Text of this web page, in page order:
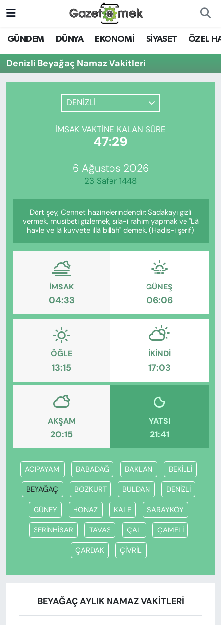
GÜNDEM DÜNYA EKONOMİ SİYASET ÖZEL
Denizli Beyağaç Namaz Vakitleri
DENİZLİ
İMSAK VAKTINE KALAN SÜRE
47:29
6 Ağustos 2026
23 Safer 1448
Dört şey, Cennet hazinelerindendir: Sadakayı gizli
vermek, musibeti gizlemek, sıla-i rahim yapmak ve "Lâ
havle ve lâ kuvvete illâ billâh" demek. (Hadis-i şerif)
İMSAK
04:33
GÜNEŞ
06:06
ÖĞLE
13:15
İKINDI
17:03
AKŞAM
20:15
YATSI
21:41
ACIPAYAM BABADAĞ BAKLAN BEKİLLİ
BEYAĞAÇ BOZKURT BULDAN DENİZLİ
GÜNEY HONAZ KALE SARAYKÖY
SERİNHİSAR TAVAS ÇAL ÇAMELİ
ÇARDAK ÇİVRİL
BEYAĞAÇ AYLIK NAMAZ VAKITLERI
DÜNYA
EKONOMİ
YENİ MEDYADA EMEK
GAZETECİLİĞİNİ GELİŞTİRMEK
EĞİTİM
KADIN
SAĞLIK
KÜLTÜR-SANAT
MAGAZİN
ÖZEL HABER
SİYASET
VAN VE DİYARBAKIR HABERLERİ
Nöbetçi Eczaneler
Hava Durumu
Trafik Durumu
Süper Lig Puan Durumu ve Fikstür
Tüm Manşetler
Haber Arşivi